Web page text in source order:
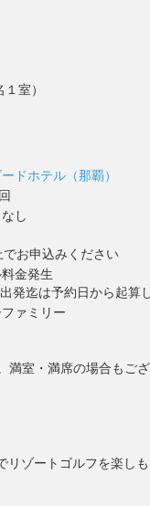
室）
ドホテル（那覇）
し
お申込みください
金発生
発迄は予約日から起算
ァミリー
満室・満席の場合もござ
リゾートゴルフを楽しも